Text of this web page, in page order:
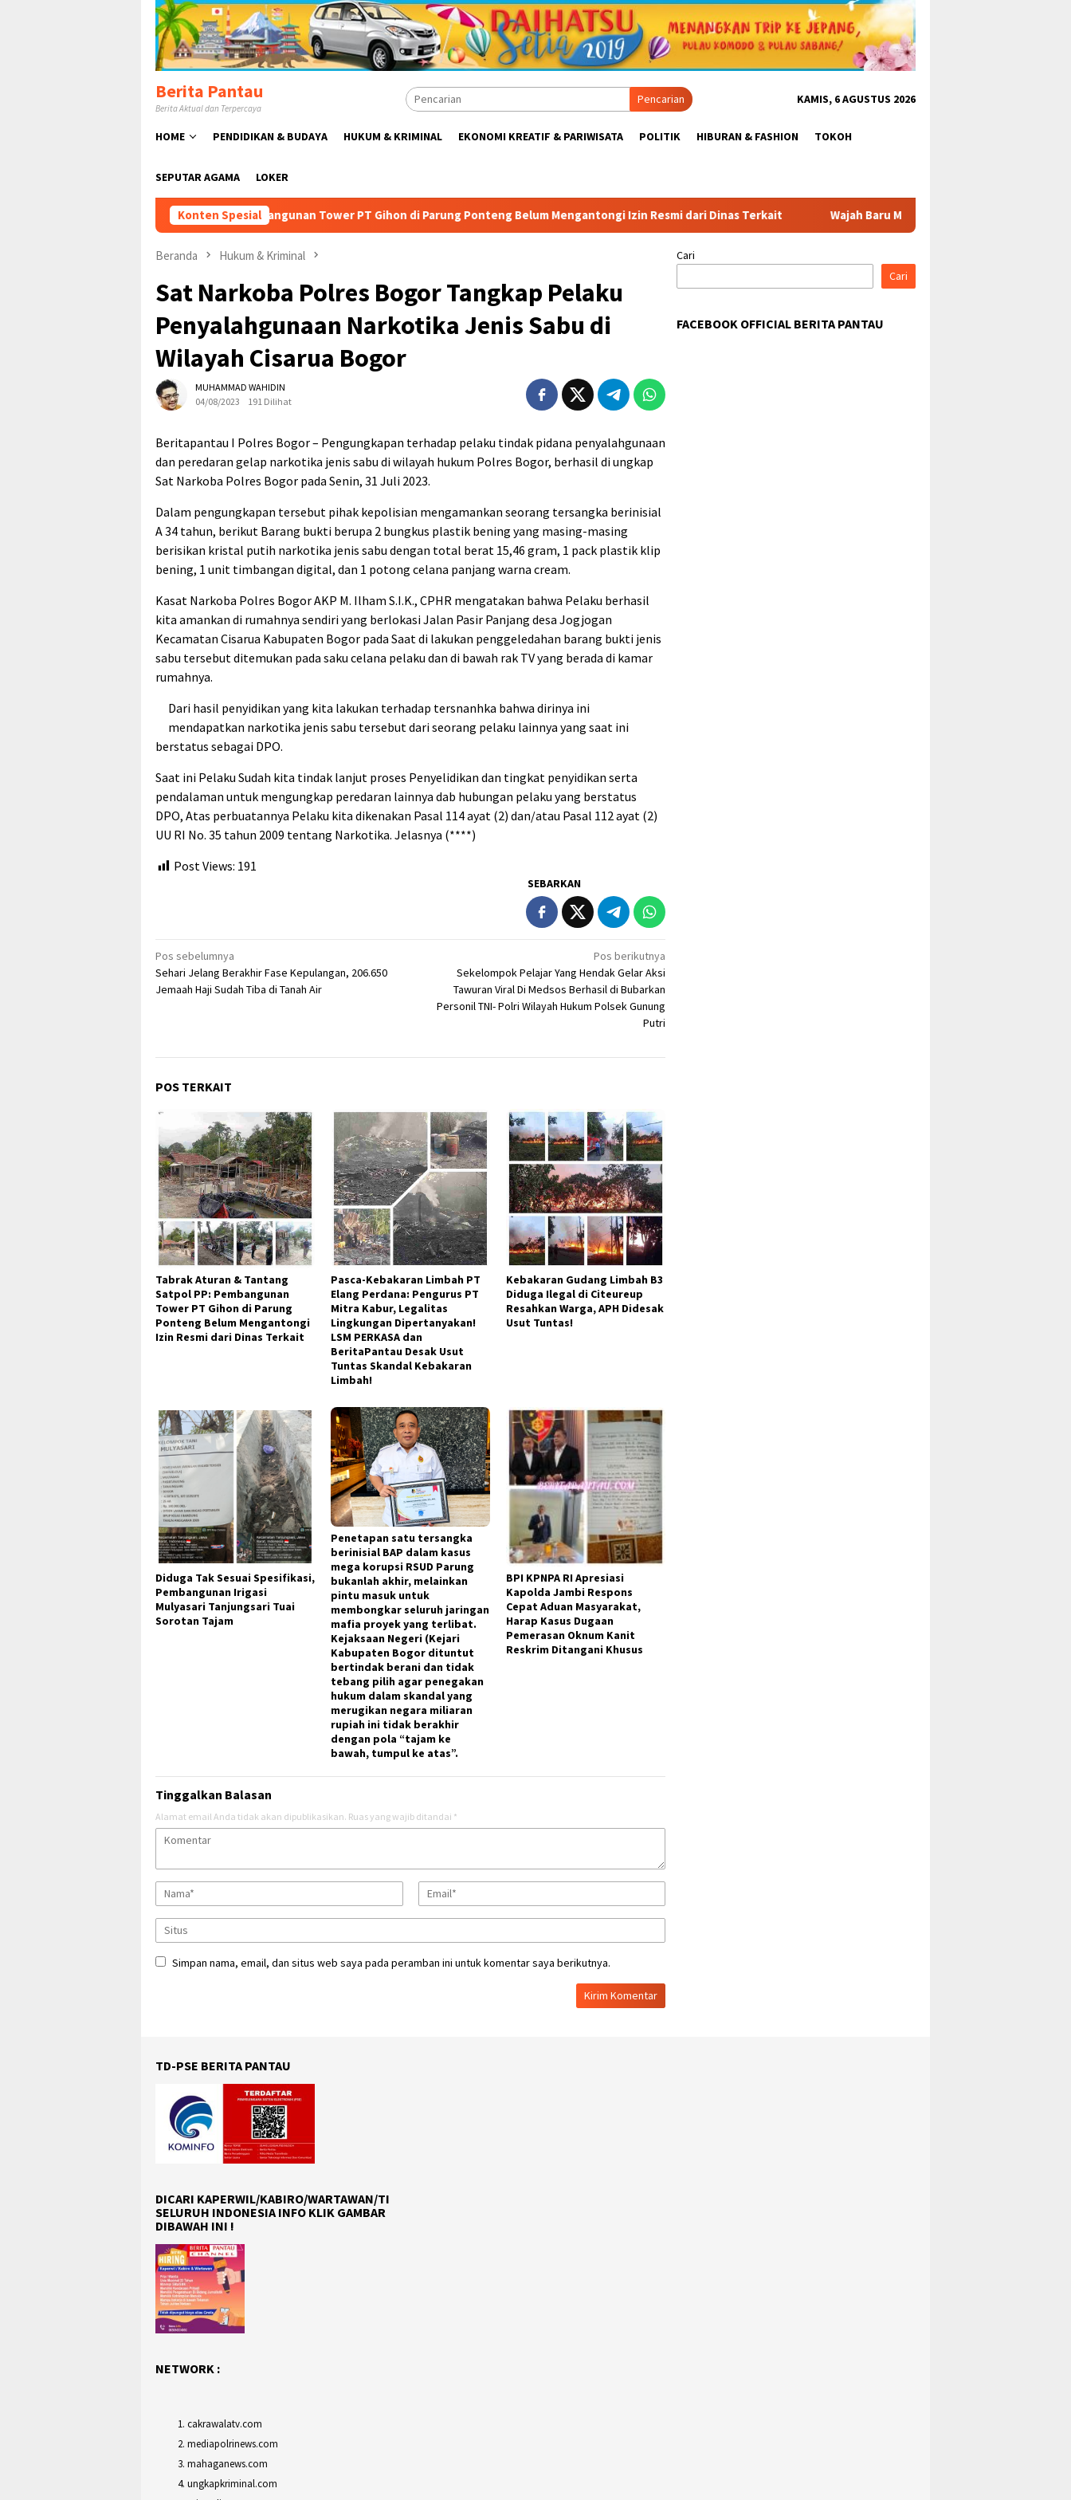
Loncat
konten
Berita Pantau
Berita Aktual dan Terpercaya
Pencarian KAMIS, 6 AGUSTUS 2026
HOME PENDIDIKAN & BUDAYA HUKUM & KRIMINAL EKONOMI KREATIF & PARIWISATA POLITIK HIBURAN & FASHION TOKOH
SEPUTAR AGAMA LOKER
Konten Spesial
& Tantang Satpol PP: Pembangunan Tower PT Gihon di Parung Ponteng Belum Mengantongi Izin Resmi dari Dinas Terkait Wajah Baru Mako Polsek Citeureup: Semarak Merah Putih
Beranda Hukum & Kriminal
Sat Narkoba Polres Bogor Tangkap Pelaku
Penyalahgunaan Narkotika Jenis Sabu di
Wilayah Cisarua Bogor
MUHAMMAD WAHIDIN
04/08/2023
191 Dilihat
Beritapantau I Polres Bogor – Pengungkapan terhadap pelaku tindak pidana penyalahgunaan
dan peredaran gelap narkotika jenis sabu di wilayah hukum Polres Bogor, berhasil di ungkap
Sat Narkoba Polres Bogor pada Senin, 31 Juli 2023.
Dalam pengungkapan tersebut pihak kepolisian mengamankan seorang tersangka berinisial
A 34 tahun, berikut Barang bukti berupa 2 bungkus plastik bening yang masing-masing
berisikan kristal putih narkotika jenis sabu dengan total berat 15,46 gram, 1 pack plastik klip
bening, 1 unit timbangan digital, dan 1 potong celana panjang warna cream.
Kasat Narkoba Polres Bogor AKP M. Ilham S.I.K., CPHR mengatakan bahwa Pelaku berhasil
kita amankan di rumahnya sendiri yang berlokasi Jalan Pasir Panjang desa Jogjogan
Kecamatan Cisarua Kabupaten Bogor pada Saat di lakukan penggeledahan barang bukti jenis
sabu tersebut ditemukan pada saku celana pelaku dan di bawah rak TV yang berada di kamar
rumahnya.
Dari hasil penyidikan yang kita lakukan terhadap tersnanhka bahwa dirinya ini
mendapatkan narkotika jenis sabu tersebut dari seorang pelaku lainnya yang saat ini
berstatus sebagai DPO.
Saat ini Pelaku Sudah kita tindak lanjut proses Penyelidikan dan tingkat penyidikan serta
pendalaman untuk mengungkap peredaran lainnya dab hubungan pelaku yang berstatus
DPO, Atas perbuatannya Pelaku kita dikenakan Pasal 114 ayat (2) dan/atau Pasal 112 ayat (2)
UU RI No. 35 tahun 2009 tentang Narkotika. Jelasnya (****)
Post Views: 191
SEBARKAN
Navigasi
pos
Pos sebelumnya
Sehari Jelang Berakhir Fase Kepulangan, 206.650
Jemaah Haji Sudah Tiba di Tanah Air
Pos berikutnya
Sekelompok Pelajar Yang Hendak Gelar Aksi
Tawuran Viral Di Medsos Berhasil di Bubarkan
Personil TNI- Polri Wilayah Hukum Polsek Gunung
Putri
POS TERKAIT
Tabrak Aturan & Tantang
Satpol PP: Pembangunan
Tower PT Gihon di Parung
Ponteng Belum Mengantongi
Izin Resmi dari Dinas Terkait
Pasca-Kebakaran Limbah PT
Elang Perdana: Pengurus PT
Mitra Kabur, Legalitas
Lingkungan Dipertanyakan!
LSM PERKASA dan
BeritaPantau Desak Usut
Tuntas Skandal Kebakaran
Limbah!
Kebakaran Gudang Limbah B3
Diduga Ilegal di Citeureup
Resahkan Warga, APH Didesak
Usut Tuntas!
Diduga Tak Sesuai Spesifikasi,
Pembangunan Irigasi
Mulyasari Tanjungsari Tuai
Sorotan Tajam​
Penetapan satu tersangka
berinisial BAP dalam kasus
mega korupsi RSUD Parung
bukanlah akhir, melainkan
pintu masuk untuk
membongkar seluruh jaringan
mafia proyek yang terlibat.
Kejaksaan Negeri (Kejari
Kabupaten Bogor dituntut
bertindak berani dan tidak
tebang pilih agar penegakan
hukum dalam skandal yang
merugikan negara miliaran
rupiah ini tidak berakhir
dengan pola “tajam ke
bawah, tumpul ke atas”.
BPI KPNPA RI Apresiasi
Kapolda Jambi Respons
Cepat Aduan Masyarakat,
Harap Kasus Dugaan
Pemerasan Oknum Kanit
Reskrim Ditangani Khusus
Tinggalkan Balasan
Alamat email Anda tidak akan dipublikasikan. Ruas yang wajib ditandai *
Simpan nama, email, dan situs web saya pada peramban ini untuk komentar saya berikutnya.
Cari
Cari
FACEBOOK OFFICIAL BERITA PANTAU
TD-PSE BERITA PANTAU
DICARI KAPERWIL/KABIRO/WARTAWAN/TI
SELURUH INDONESIA INFO KLIK GAMBAR
DIBAWAH INI !
NETWORK :
cakrawalatv.com
mediapolrinews.com
mahaganews.com
ungkapkriminal.com